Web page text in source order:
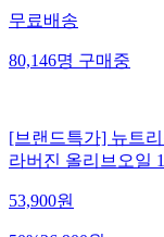
무료배송
80,146명구매중
[브랜드특가] 뉴트
라버진 올리브오일
53,900원